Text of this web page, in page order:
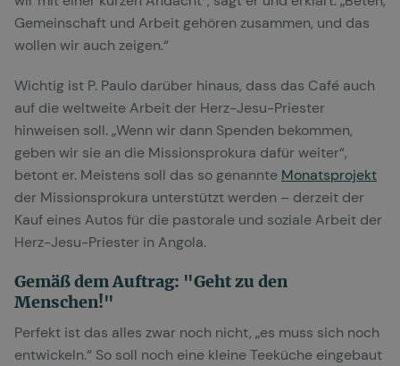
Gemeinschaft und Arbeit gehören zusammen, und das
wollen wir auch zeigen.“
Wichtig ist P. Paulo darüber hinaus, dass das Café auch
auf die weltweite Arbeit der Herz-Jesu-Priester
hinweisen soll. „Wenn wir dann Spenden bekommen,
geben wir sie an die Missionsprokura dafür weiter“,
betont er. Meistens soll das so genannte Monatsprojekt
der Missionsprokura unterstützt werden – derzeit der
Kauf eines Autos für die pastorale und soziale Arbeit der
Herz-Jesu-Priester in Angola.
Gemäß dem Auftrag: "Geht zu den
Menschen!"
Perfekt ist das alles zwar noch nicht, „es muss sich noch
entwickeln.“ So soll noch eine kleine Teeküche eingebaut